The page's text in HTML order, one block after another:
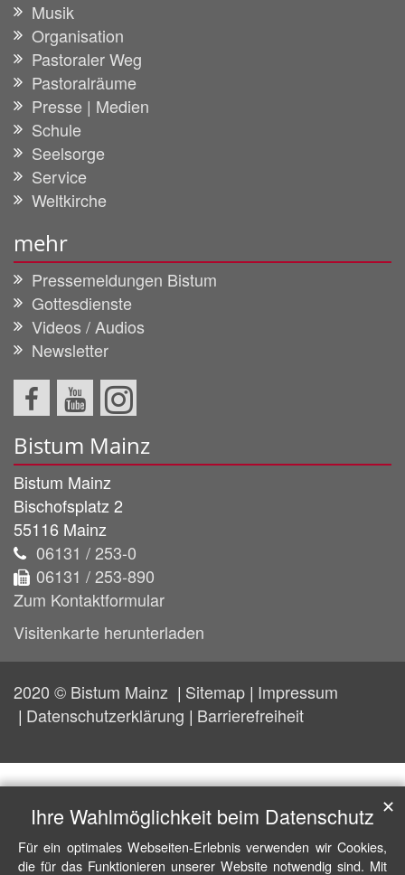
Musik
Organisation
Pastoraler Weg
Pastoralräume
Presse | Medien
Schule
Seelsorge
Service
Weltkirche
mehr
Pressemeldungen Bistum
Gottesdienste
Videos / Audios
Newsletter
Bistum Mainz
Bistum Mainz
Bischofsplatz 2
55116 Mainz
06131 / 253-0
06131 / 253-890
Zum Kontaktformular
Visitenkarte herunterladen
2020 © Bistum Mainz Sitemap Impressum
Datenschutzerklärung
Barrierefreiheit
Ihre Wahlmöglichkeit beim Datenschutz
Für ein optimales Webseiten-Erlebnis verwenden wir Cookies,
die für das Funktionieren unserer Website notwendig sind. Mit
✕